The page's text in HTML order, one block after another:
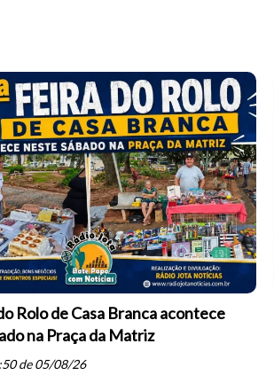
Rolo de Casa Branca acontece
na Praça da Matriz
de 05/08/26